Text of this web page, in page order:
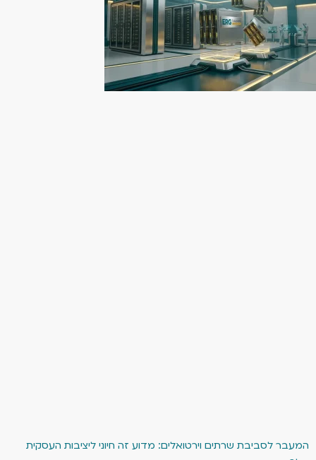
המעבר לסביבת שרתים וירטואלים: מדוע זה חיוני ליציבות העסקית